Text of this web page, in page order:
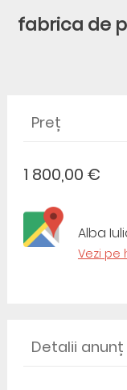
fabrica de
Preț
1 800,00 €
Alba
Vezi pe
Detalii anunț